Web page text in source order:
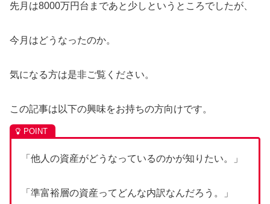
先月は8000万円台まであと少しというところでしたが、
今月はどうなったのか。
気になる方は是非ご覧ください。
この記事は以下の興味をお持ちの方向けです。
「他人の資産がどうなっているのかが知りたい。」
「 準富裕層の資産ってどんな内訳なんだろう。」